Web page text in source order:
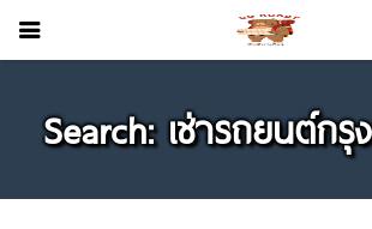
Search: เช่ารถยนต์กรุ